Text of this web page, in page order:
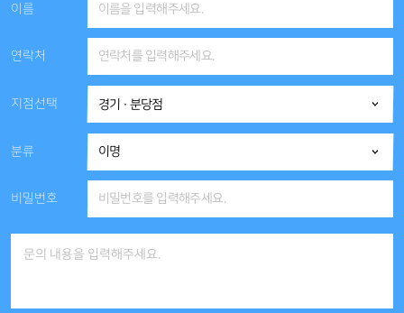
이름
연락처
지점선택
분류
비밀번호